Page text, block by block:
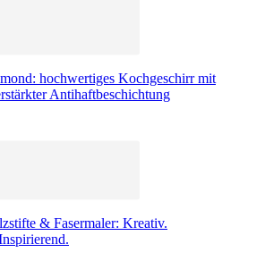
hochwertiges Kochgeschirr mit
Antihaftbeschichtung
& Fasermaler: Kreativ.